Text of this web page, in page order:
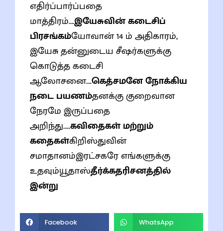
எதிர்ப்பார்ப்பதை
மாத்திரம்….இயேசுவின் கடைசிப்
பிரசங்கம்யோவான் 14 ம் அதிகாரம்,
இயேசு தன்னுடைய சீஷர்களுக்கு
கொடுத்த கடைசி
ஆலோசனை….கெத்சமனே நோக்கிய
நடை பயணம்தனக்கு குறைவான
நேரமே இருப்பதை
அறிந்து…..கவிதைகள் மற்றும்
கதைகள்கிறிஸ்துவின்
சமாதானம்இரட்சகரே எங்களுக்கு
உதவும்யூதாஸ்தீர்க்கதரிசனத்தில்
இன்று
Facebook WhatsApp